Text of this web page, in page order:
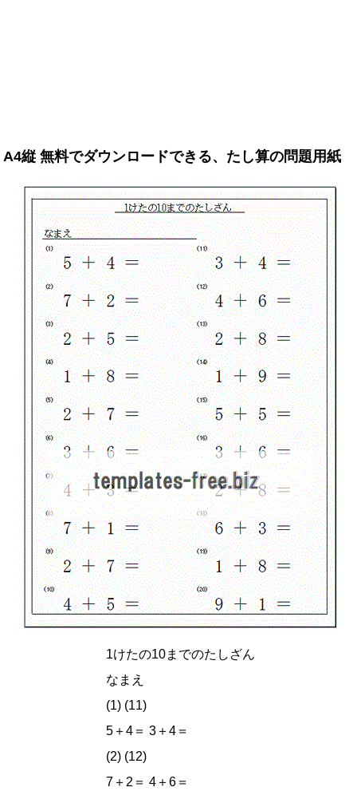
A4縦 無料でダウンロードできる、たし算の問題用紙
1けたの10までのたしざん
なまえ
(1) (11)
5＋4＝ 3＋4＝
(2) (12)
7＋2＝ 4＋6＝